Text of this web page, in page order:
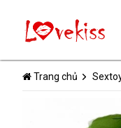
Trang chủ